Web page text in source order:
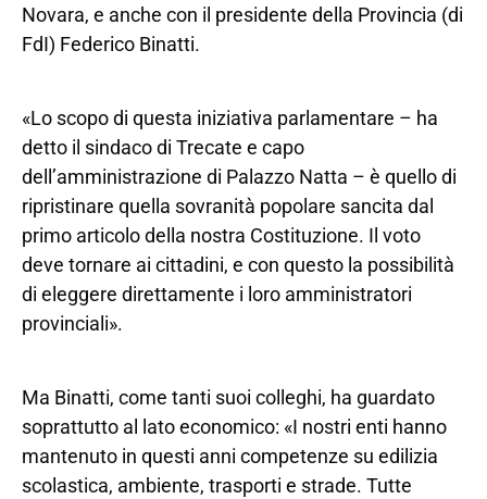
Novara, e anche con il presidente della Provincia (di
FdI) Federico Binatti.
«Lo scopo di questa iniziativa parlamentare – ha
detto il sindaco di Trecate e capo
dell’amministrazione di Palazzo Natta – è quello di
ripristinare quella sovranità popolare sancita dal
primo articolo della nostra Costituzione. Il voto
deve tornare ai cittadini, e con questo la possibilità
di eleggere direttamente i loro amministratori
provinciali».
Ma Binatti, come tanti suoi colleghi, ha guardato
soprattutto al lato economico: «I nostri enti hanno
mantenuto in questi anni competenze su edilizia
scolastica, ambiente, trasporti e strade. Tutte